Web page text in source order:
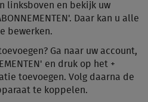
linksboven en bekijk uw
Daar kan u alle
bewerken.
Ga naar uw account,
en druk op het +
toevoegen. Volg daarna de
te koppelen.